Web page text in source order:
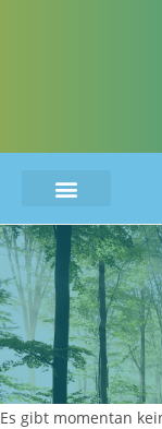
Es gibt momentan